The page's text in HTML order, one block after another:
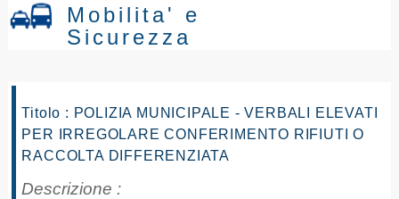
Archivio
Dataset
dataset
Report
Mobilita' e
Sicurezza
Titolo : POLIZIA MUNICIPALE - VERBALI ELEVATI
PER IRREGOLARE CONFERIMENTO RIFIUTI O
RACCOLTA DIFFERENZIATA
Descrizione :